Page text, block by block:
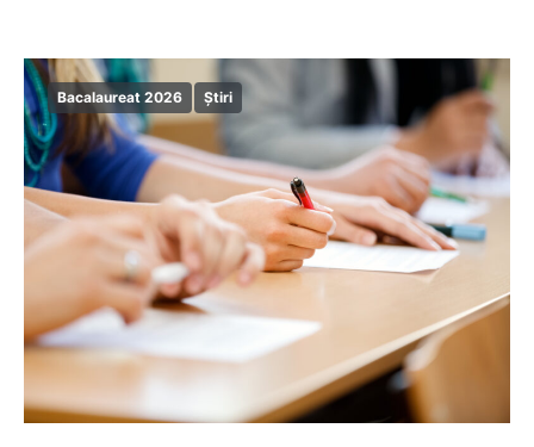
Bacalaureat 2026 Știri